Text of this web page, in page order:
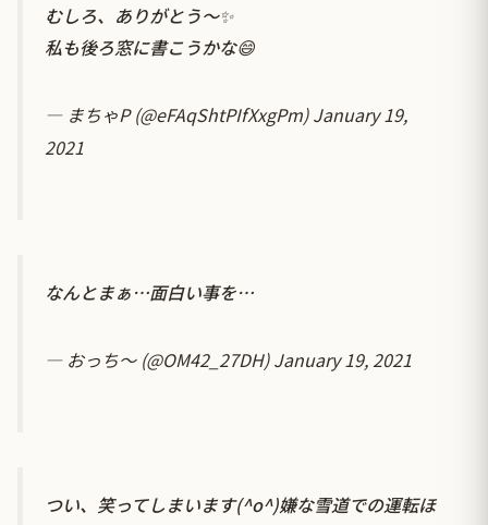
むしろ、ありがとう〜✨
私も後ろ窓に書こうかな😄
— まちゃP (@eFAqShtPIfXxgPm)January 19,
2021
なんとまぁ…面白い事を…
— おっち～ (@OM42_27DH)January 19, 2021
つい、笑ってしまいます(^o^)嫌な雪道での運転ほ